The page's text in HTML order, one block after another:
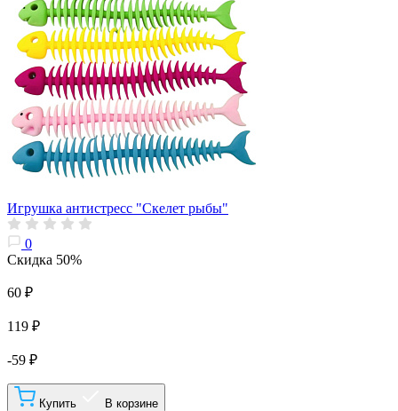
Игрушка антистресс "Скелет рыбы"
0
Скидка 50%
60 ₽
119 ₽
-59 ₽
Купить В корзине